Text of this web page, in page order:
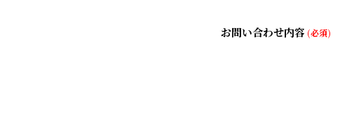
お問い合わせ内容 (必須)